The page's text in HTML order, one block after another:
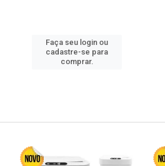
Faça seu login ou
cadastre-se para
comprar.